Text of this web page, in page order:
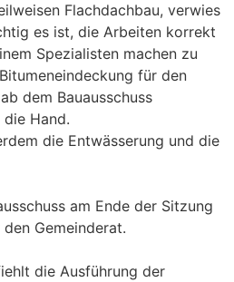
Flachdachbau, verwies
es ist, die Arbeiten korrekt
Spezialisten machen zu
für den
dem Bauausschuss
Hand.
die Entwässerung und die
am Ende der Sitzung
Gemeinderat.
die Ausführung der